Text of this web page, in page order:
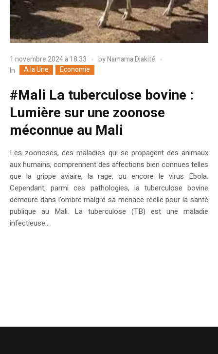
1 novembre 2024 à 18:33 byNamama Diakité
In
A la Une Economie
#Mali La tuberculose bovine :
Lumière sur une zoonose
méconnue au Mali
Les zoonoses, ces maladies qui se propagent des animaux
aux humains, comprennent des affections bien connues telles
que la grippe aviaire, la rage, ou encore le virus Ebola.
Cependant, parmi ces pathologies, la tuberculose bovine
demeure dans l’ombre malgré sa menace réelle pour la santé
publique au Mali. La tuberculose (TB) est une maladie
infectieuse...